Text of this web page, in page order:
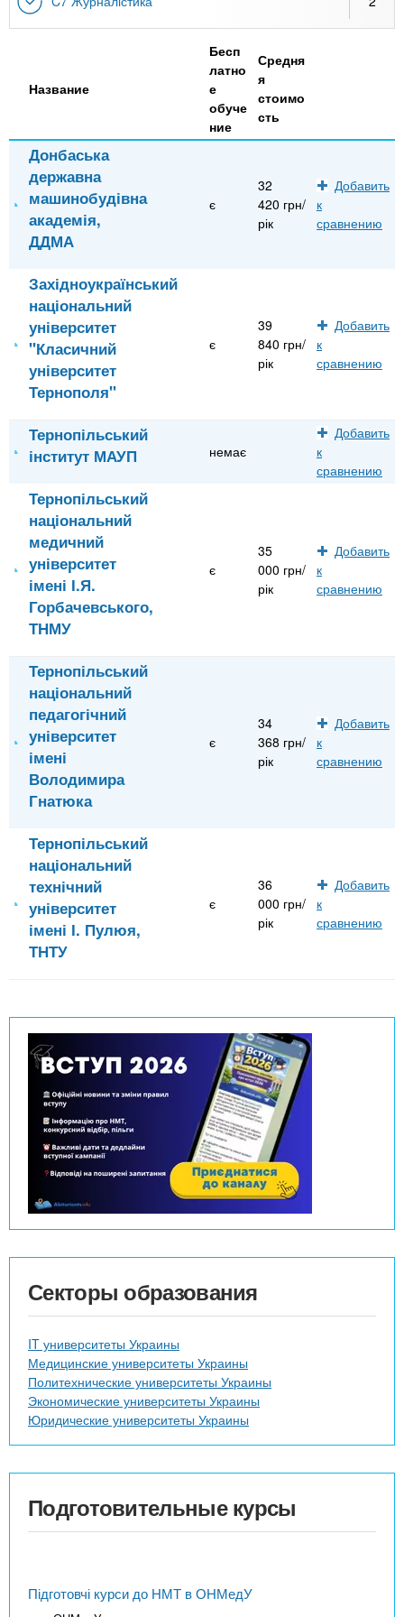
Название
Бесп
латно
е
обуче
ние
Средня
я
стоимо
сть
Донбаська
державна
машинобудівна
академія,
ДДМА
є
32
420 грн/
рік
Добавить
к
сравнению
Західноукраїнський
національний
університет
"Класичний
університет
Тернополя"
є
39
840 грн/
рік
Добавить
к
сравнению
Тернопільський
інститут МАУП
немає
Добавить
к
сравнению
Тернопільський
національний
медичний
університет
імені І.Я.
Горбачевського,
ТНМУ
є
35
000 грн/
рік
Добавить
к
сравнению
Тернопільський
національний
педагогічний
університет
імені
Володимира
Гнатюка
є
34
368 грн/
рік
Добавить
к
сравнению
Тернопільський
національний
технічний
університет
імені І. Пулюя,
ТНТУ
є
36
000 грн/
рік
Добавить
к
сравнению
Секторы образования
IT университеты Украины
Медицинские университеты Украины
Политехнические университеты Украины
Экономические университеты Украины
Юридические университеты Украины
Подготовительные курсы
Підготовчі курси до НМТ в ОНМедУ